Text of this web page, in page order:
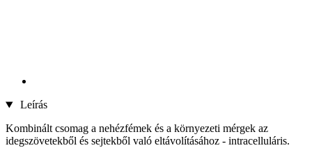
Leírás
Kombinált csomag a nehézfémek és a környezeti mérgek az
idegszövetekből és sejtekből való eltávolításához - intracelluláris.